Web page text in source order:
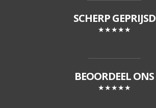
SCHERP GEPRIJSD
★★★★★
BEOORDEEL ONS
★★★★★